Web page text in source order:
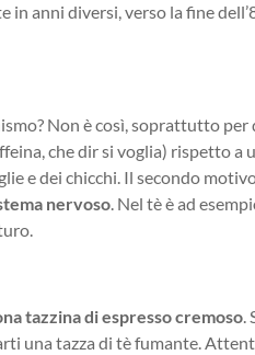
anni diversi, verso la fine
Non è così, soprattutto per
che dir si voglia) rispetto a
e dei chicchi. Il secondo
nervoso. Nel tè è ad
tazzina di espresso cremoso.
una tazza di tè fumante.